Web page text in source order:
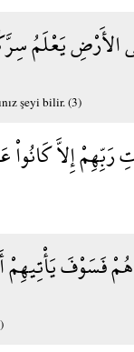
الأَرْضِ يَعْلَمُ
şeyi bilir. (3)
رَبِّهِمْ إِلاَّ
فَسَوْفَ يَأْتِيهِمْ